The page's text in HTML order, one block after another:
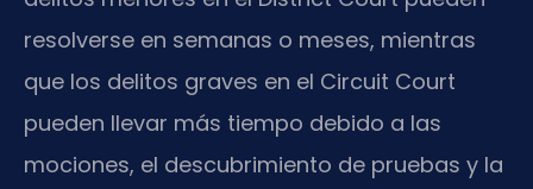
resolverse en semanas o meses, mientras
que los delitos graves en el Circuit Court
pueden llevar más tiempo debido a las
mociones, el descubrimiento de pruebas y la